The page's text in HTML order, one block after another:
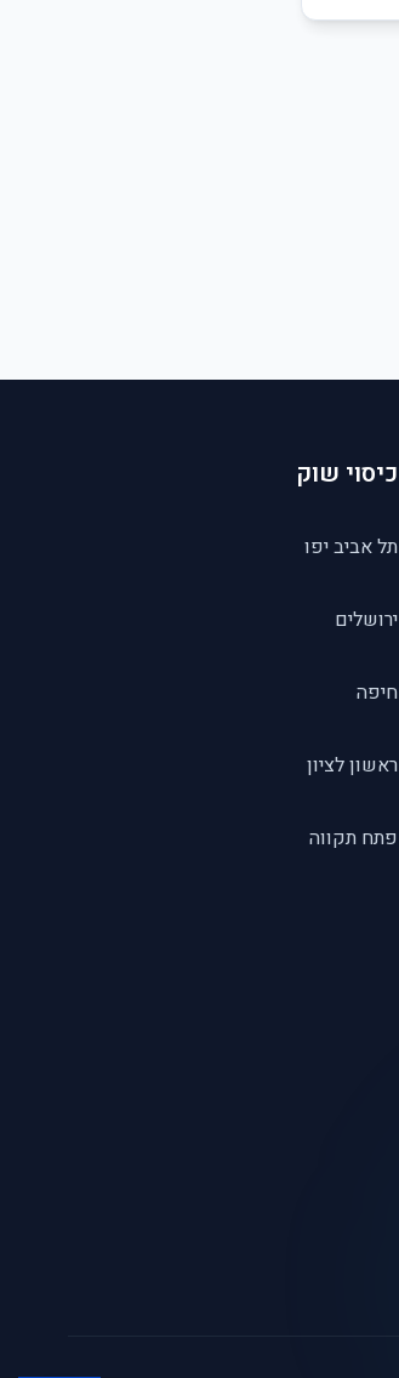
כיסוי שוק
תל אביב יפו
ירושלים
חיפה
ראשון לציון
פתח תקווה